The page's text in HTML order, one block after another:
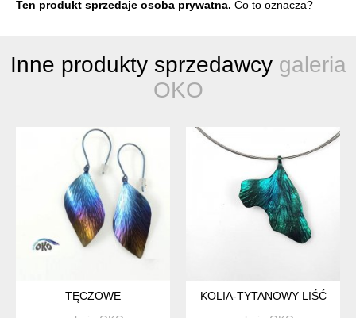
Ten produkt sprzedaje osoba prywatna. Co to oznacza?
Inne produkty sprzedawcy galeria
OKO
TĘCZOWE
KOLIA-TYTANOWY LIŚĆ